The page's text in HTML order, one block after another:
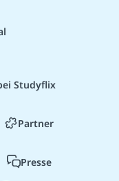
Studyflix
Partner
Presse